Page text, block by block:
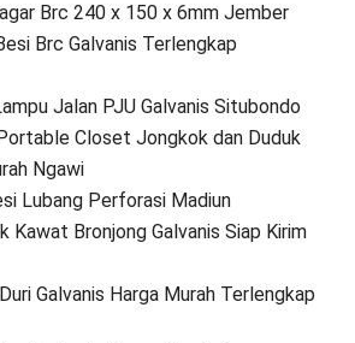
Brc 240 x 150 x 6mm Jember
Brc Galvanis Terlengkap
Jalan PJU Galvanis Situbondo
Closet Jongkok dan Duduk
Ngawi
Lubang Perforasi Madiun
Kawat Bronjong Galvanis Siap Kirim
Galvanis Harga Murah Terlengkap